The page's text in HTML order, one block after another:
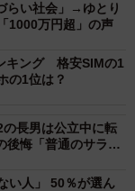
らい社会」→ゆとり
1000万円超」の声
キング 格安SIMの1
の1位は？
の長男は公立中に転
悔「普通のサラリ
い人」 50％が選ん